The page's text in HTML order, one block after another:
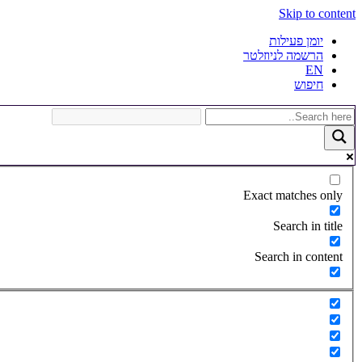
Skip to content
יומן פעילות
הרשמה לניוזלטר
EN
חיפוש
Exact matches only
Search in title
Search in content